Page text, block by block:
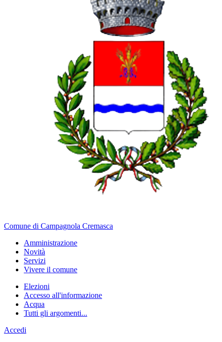
Comune di Campagnola Cremasca
Amministrazione
Novità
Servizi
Vivere il comune
Elezioni
Accesso all'informazione
Acqua
Tutti gli argomenti...
Accedi